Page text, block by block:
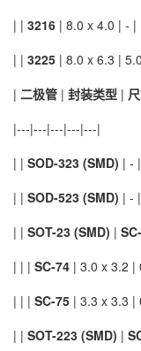
| | 3216 | 8.0 x 4.0 | - |
| | 3225 | 8.0 x 6.3 |
| 二极管 | 封装类型 |
|---|---|---|---|---|
| | SOD-323 (SMD) | -
| | SOD-523 (SMD) | -
| | SOT-23 (SMD) |
| | | SC-74 | 3.0 x 3.2 |
| | | SC-75 | 3.3 x 3.3 |
| | SOT-223 (SMD) |